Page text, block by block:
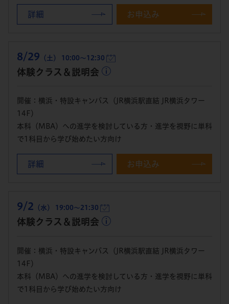
詳細 お申込み
8/29 （土） 10:00～12:30
体験クラス＆説明会
開催：横浜・特設キャンパス（JR横浜駅直結 JR横浜タワー
14F）
本科（MBA）への進学を検討している方・進学を視野に単科
で1科目から学び始めたい方向け
詳細 お申込み
9/2 （水） 19:00～21:30
体験クラス＆説明会
開催：横浜・特設キャンパス（JR横浜駅直結 JR横浜タワー
14F）
本科（MBA）への進学を検討している方・進学を視野に単科
で1科目から学び始めたい方向け